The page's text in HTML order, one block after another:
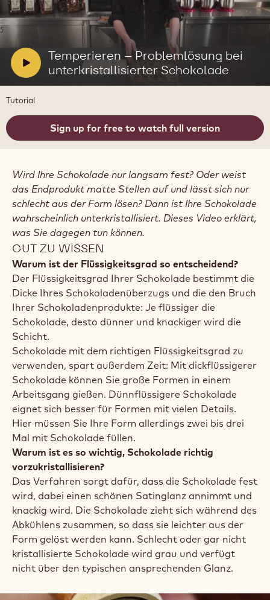
V
i
d
o
:
Temperieren – Problemlösung bei
unterkristallisierter Schokolade
Video
abspielen:
Temperieren
–
Problemlösung
bei
unterkristallisierter
Tutorial
Sign up for free to watch full version
Wird Ihre Schokolade nur langsam fest? Oder weist
das Endprodukt matte Stellen auf und lässt sich nur
schlecht aus der Form lösen? Dann ist Ihre Schokolade
wahrscheinlich unterkristallisiert. Dieses Video erklärt,
was Sie dagegen tun können.
GUT ZU WISSEN
Warum ist der Flüssigkeitsgrad so entscheidend?
Der Flüssigkeitsgrad Ihrer Schokolade bestimmt die
Dicke Ihres Schokoladenüberzugs und die den Bruch
Ihrer Schokoladenprodukte: Je flüssiger die
Schokolade, desto dünner und knackiger wird die
Schicht.
Schokolade mit dem richtigen Flüssigkeitsgrad zu
verwenden, spart außerdem Zeit: Mit dickflüssigerer
Schokolade können Sie große Formen in einem
Arbeitsgang gießen. Dünnflüssigere Schokolade
eignet sich besser für Formen mit vielen Details.
Hier müssen Sie Ihre Form allerdings zwei bis drei
Mal mit Schokolade füllen.
Warum ist es so wichtig, Schokolade richtig
vorzukristallisieren?
Das Verfahren sorgt dafür, dass die Schokolade fest
wird, dabei einen schönen Satinglanz annimmt und
knackig wird. Die Schokolade zieht sich während des
Abkühlens zusammen, so dass sie leichter aus der
Form gelöst werden kann. Schlecht oder gar nicht
kristallisierte Schokolade wird grau und verfügt
nicht über den typischen ansprechenden Glanz.